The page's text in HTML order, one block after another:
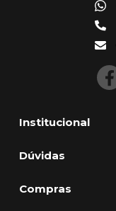
Institucional
Dúvidas
Compras